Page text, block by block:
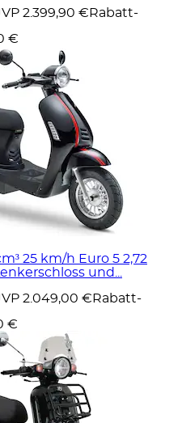
2.399,90 € Rabatt-
€
25 km/h Euro 5 2,72
und...
2.049,00 € Rabatt-
€